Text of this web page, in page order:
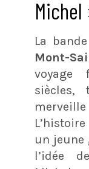
Michel
La
Mont-
voyage
siècles,
un jeune
l’idée